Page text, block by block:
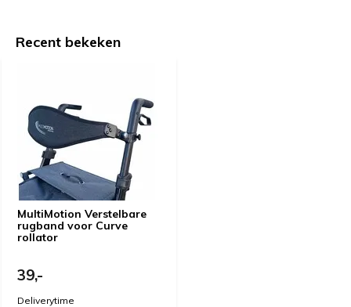
Recent bekeken
MultiMotion Verstelbare
rugband voor Curve
rollator
39,-
Deliverytime